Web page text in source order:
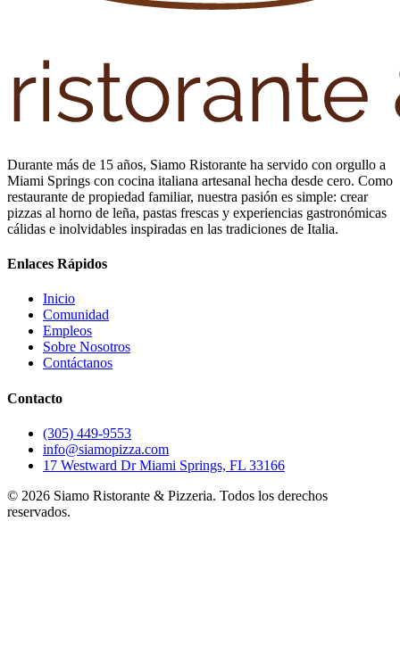
Durante más de 15 años, Siamo Ristorante ha servido con orgullo a
Miami Springs con cocina italiana artesanal hecha desde cero. Como
restaurante de propiedad familiar, nuestra pasión es simple: crear
pizzas al horno de leña, pastas frescas y experiencias gastronómicas
cálidas e inolvidables inspiradas en las tradiciones de Italia.
Enlaces Rápidos
Inicio
Comunidad
Empleos
Sobre Nosotros
Contáctanos
Contacto
(305) 449-9553
info@siamopizza.com
17 Westward Dr Miami Springs, FL 33166
© 2026 Siamo Ristorante & Pizzeria. Todos los derechos
reservados.